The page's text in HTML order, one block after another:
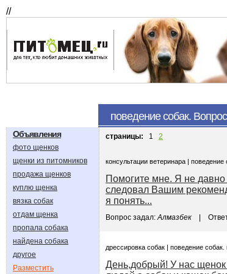
//
поведение собак.
Объявления
фото щенков
щенки из питомников
продажа щенков
куплю щенка
вязка собак
отдам щенка
пропала собака
найдена собака
другое
Разместить
страницы: 1 2
консультации ветеринара |
Помогите мне. Я не давно
следовал Вашим
я понять...
Вопрос задал:Алмазбек |
дрессировка собак | поведение
День,добрый! У нас щенок